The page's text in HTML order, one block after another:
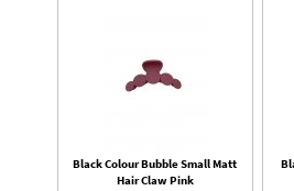
Black Colour Bubble Small Matt
Hair Claw Pink